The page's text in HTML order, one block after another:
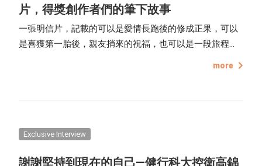
片，得獎創作者們的筆下故事
一張明信片，記載的可以是愛情長跑後的修成正果，可以
是喜獲第一胎後，親友捎來的祝福，也可以是一段旅程
more
Exclusive Interview
謝謝堅持到現在的自己—健行科大控衛高錦